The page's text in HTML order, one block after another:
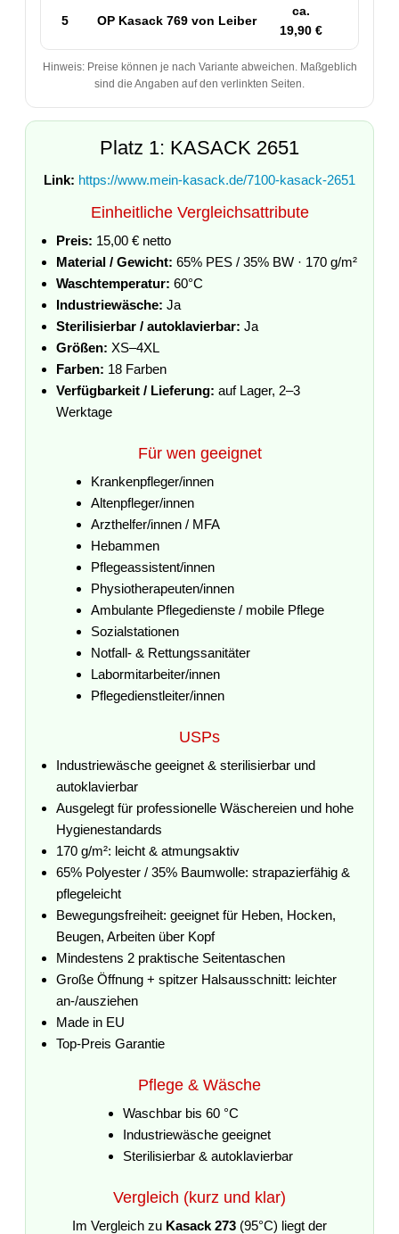
5 OP Kasack 769 von Leiber
ca.
19,90 €
Hinweis: Preise können je nach Variante abweichen. Maßgeblich
sind die Angaben auf den verlinkten Seiten.
Platz 1: KASACK 2651
Link: https://www.mein-kasack.de/7100-kasack-2651
Einheitliche Vergleichsattribute
Preis: 15,00 € netto
Material / Gewicht: 65% PES / 35% BW · 170 g/m²
Waschtemperatur: 60°C
Industriewäsche: Ja
Sterilisierbar / autoklavierbar: Ja
Größen: XS–4XL
Farben: 18 Farben
Verfügbarkeit / Lieferung: auf Lager, 2–3
Werktage
Für wen geeignet
Krankenpfleger/innen
Altenpfleger/innen
Arzthelfer/innen / MFA
Hebammen
Pflegeassistent/innen
Physiotherapeuten/innen
Ambulante Pflegedienste / mobile Pflege
Sozialstationen
Notfall- & Rettungssanitäter
Labormitarbeiter/innen
Pflegedienstleiter/innen
USPs
Industriewäsche geeignet & sterilisierbar und
autoklavierbar
Ausgelegt für professionelle Wäschereien und hohe
Hygienestandards
170 g/m²: leicht & atmungsaktiv
65% Polyester / 35% Baumwolle: strapazierfähig &
pflegeleicht
Bewegungsfreiheit: geeignet für Heben, Hocken,
Beugen, Arbeiten über Kopf
Mindestens 2 praktische Seitentaschen
Große Öffnung + spitzer Halsausschnitt: leichter
an-/ausziehen
Made in EU
Top-Preis Garantie
Pflege & Wäsche
Waschbar bis 60 °C
Industriewäsche geeignet
Sterilisierbar & autoklavierbar
Vergleich (kurz und klar)
Im Vergleich zu Kasack 273 (95°C) liegt der